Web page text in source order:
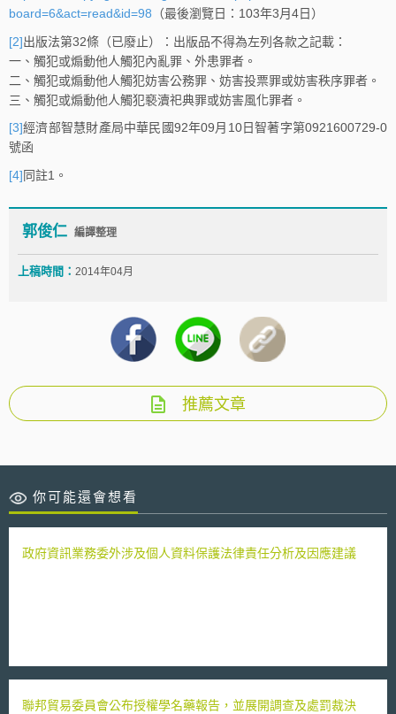
board=6&act=read&id=98 （最後瀏覽日：103年3月4日）
[2]出版法第32條（已廢止）：出版品不得為左列各款之記載：
一、觸犯或煽動他人觸犯內亂罪、外患罪者。
二、觸犯或煽動他人觸犯妨害公務罪、妨害投票罪或妨害秩序罪者。
三、觸犯或煽動他人觸犯褻瀆祀典罪或妨害風化罪者。
[3]經濟部智慧財產局中華民國92年09月10日智著字第0921600729-0
號函
[4]同註1。
郭俊仁 編譯整理
上稿時間： 2014年04月
推薦文章
你可能還會想看
政府資訊業務委外涉及個人資料保護法律責任分析及因應建議
聯邦貿易委員會公布授權學名藥報告，並展開調查及處罰裁決